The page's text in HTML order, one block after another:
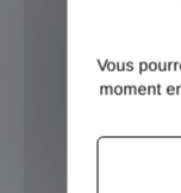
Vous
moment